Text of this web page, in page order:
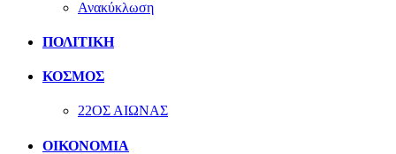
Ανακύκλωση
ΠΟΛΙΤΙΚΗ
ΚΟΣΜΟΣ
22ΟΣ ΑΙΩΝΑΣ
ΟΙΚΟΝΟΜΙΑ